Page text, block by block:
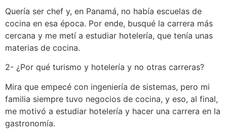
Quería ser chef y, en Panamá, no había escuelas de
cocina en esa época. Por ende, busqué la carrera más
cercana y me metí a estudiar hotelería, que tenía unas
materias de cocina.
2- ¿Por qué turismo y hotelería y no otras carreras?
Mira que empecé con ingeniería de sistemas, pero mi
familia siempre tuvo negocios de cocina, y eso, al final,
me motivó a estudiar hotelería y hacer una carrera en la
gastronomía.